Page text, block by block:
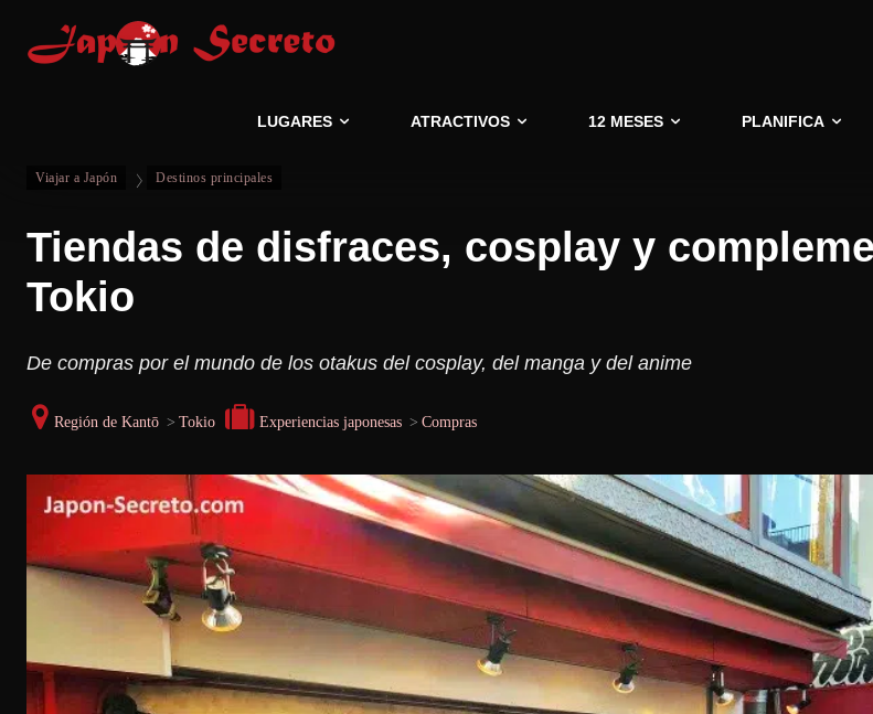
LUGARES ATRACTIVOS 12 MESES PLANIFICA
Viajar a Japón Destinos principales
Tiendas de disfraces, cosplay y
Tokio
De compras por el mundo de los otakus del cosplay, del manga y del anime
Región de Kantō > Tokio Experiencias japonesas > Compras